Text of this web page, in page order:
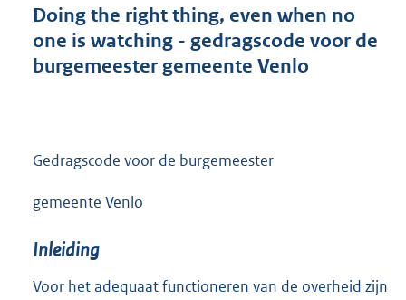
r
o
t
6
Doing the right thing, even when no
one is watching - gedragscode voor de
burgemeester gemeente Venlo
Gedragscode voor de burgemeester
gemeente Venlo
Inleiding
Voor het adequaat functioneren van de overheid zijn